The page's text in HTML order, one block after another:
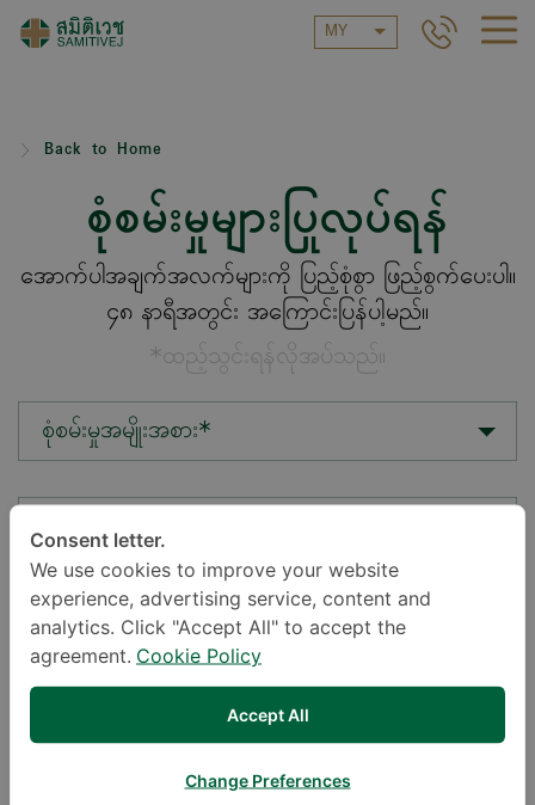
MY
Back to Home
စုံစမ်းမှုများပြုလုပ်ရန်
အောက်ပါအချက်အလက်များကို ပြည့်စုံစွာ ဖြည့်စွက်ပေးပါ။
၄၈ နာရီအတွင်း အကြောင်းပြန်ပါ့မည်။
*ထည့်သွင်းရန်လိုအပ်သည်။
စုံစမ်းမှုအမျိုးအစား*
တည်နေရာ*
မေးလိုသောမေးခွန်း*
အမည် (FIRST NAME)*
Consent letter.
We use cookies to improve your website
experience, advertising service, content and
analytics. Click "Accept All" to accept the
agreement. Cookie Policy
Accept All
Change Preferences